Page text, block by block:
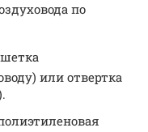
по
или отвертка